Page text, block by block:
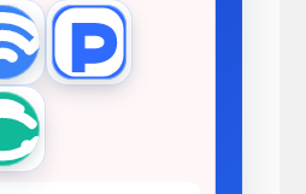
WalletConnectTokenPocket
imToken